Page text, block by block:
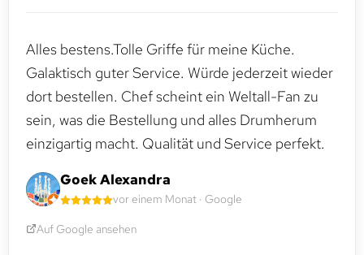
Alles bestens.Tolle Griffe für meine Küche.
Galaktisch guter Service. Würde jederzeit wieder
dort bestellen. Chef scheint ein Weltall-Fan zu
sein, was die Bestellung und alles Drumherum
einzigartig macht. Qualität und Service perfekt.
Goek Alexandra
vor einem Monat · Google
Auf Google ansehen